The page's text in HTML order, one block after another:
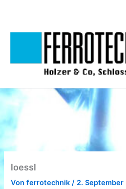
loessl
Vonferrotechnik / 2. September